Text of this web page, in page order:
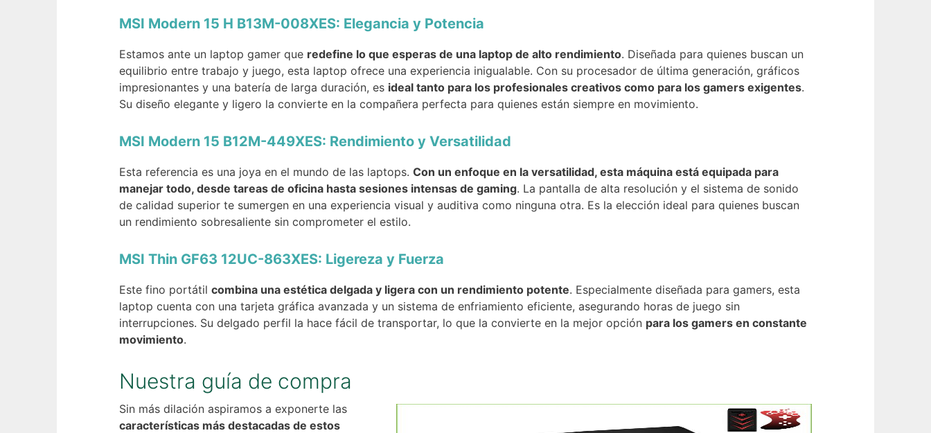
MSI Modern 15 H B13M-008XES: Elegancia y Potencia
Estamos ante un laptop gamer que redefine lo que esperas de una laptop de alto rendimiento. Diseñada para quienes buscan un
equilibrio entre trabajo y juego, esta laptop ofrece una experiencia inigualable. Con su procesador de última generación, gráficos
impresionantes y una batería de larga duración, es ideal tanto para los profesionales creativos como para los gamers exigentes.
Su diseño elegante y ligero la convierte en la compañera perfecta para quienes están siempre en movimiento.
MSI Modern 15 B12M-449XES: Rendimiento y Versatilidad
Esta referencia es una joya en el mundo de las laptops. Con un enfoque en la versatilidad, esta máquina está equipada para
manejar todo, desde tareas de oficina hasta sesiones intensas de gaming. La pantalla de alta resolución y el sistema de sonido
de calidad superior te sumergen en una experiencia visual y auditiva como ninguna otra. Es la elección ideal para quienes buscan
un rendimiento sobresaliente sin comprometer el estilo.
MSI Thin GF63 12UC-863XES: Ligereza y Fuerza
Este fino portátil combina una estética delgada y ligera con un rendimiento potente. Especialmente diseñada para gamers, esta
laptop cuenta con una tarjeta gráfica avanzada y un sistema de enfriamiento eficiente, asegurando horas de juego sin
interrupciones. Su delgado perfil la hace fácil de transportar, lo que la convierte en la mejor opción para los gamers en constante
movimiento.
Nuestra guía de compra
Sin más dilación aspiramos a exponerte las
características más destacadas de estos